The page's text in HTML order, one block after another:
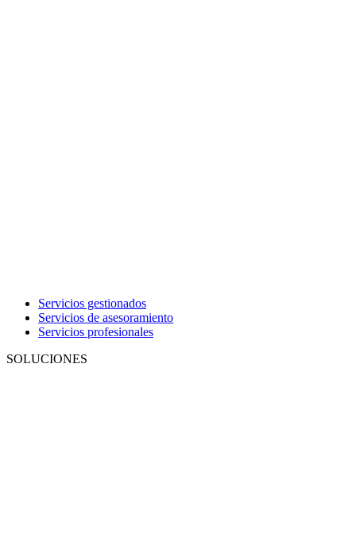
Servicios gestionados
Servicios de asesoramiento
Servicios profesionales
SOLUCIONES